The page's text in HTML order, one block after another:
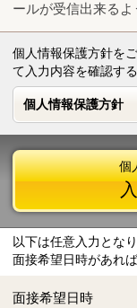
ールが受信出来るよ
個人情報保護方針を
て入力内容を確認す
個人情報保護方針
個人情報保護方針
Tel
0570-55-
個
以下は任意入力となり
面接希望日時があれ
面接希望日時